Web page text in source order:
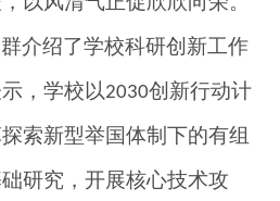
介绍了学校科研创新工作
，学校以2030创新行动计
索新型举国体制下的有组
研究，开展核心技术攻